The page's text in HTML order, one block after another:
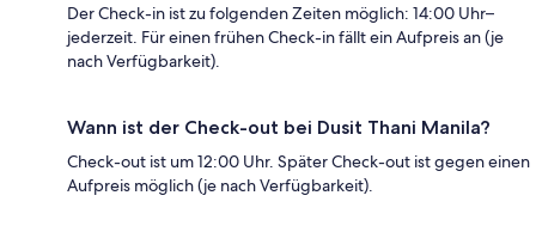
Der Check-in ist zu folgenden Zeiten möglich: 14:00 Uhr–
jederzeit. Für einen frühen Check-in fällt ein Aufpreis an (je
nach Verfügbarkeit).
Wann ist der Check-out bei Dusit Thani Manila?
Check-out ist um 12:00 Uhr. Später Check-out ist gegen einen
Aufpreis möglich (je nach Verfügbarkeit).